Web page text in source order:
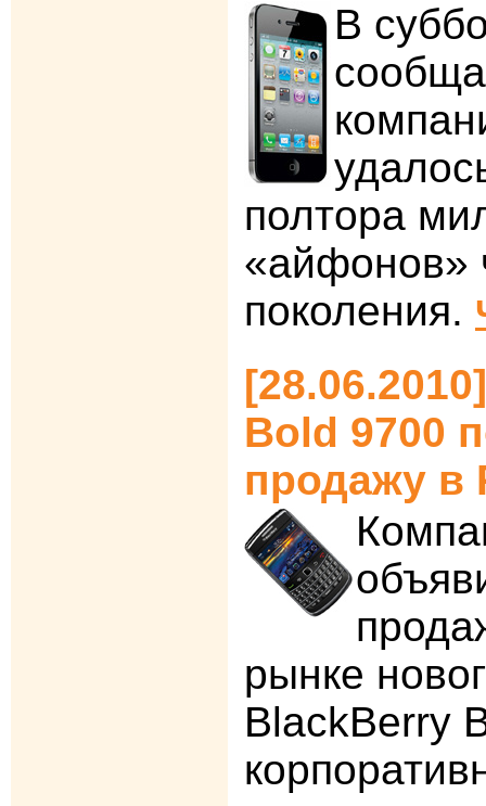
В
полтора
«айфонов»
поколения.
Bold 9700
продажу в
рынке
BlackBerry